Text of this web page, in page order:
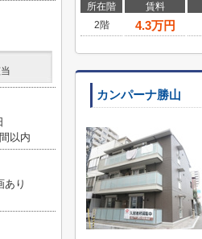
所在階 賃料
2階
4.3万円
カンパーナ勝山
以内
あり